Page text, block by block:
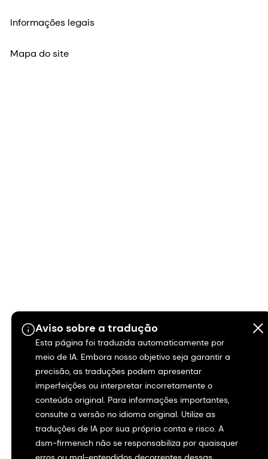
Aviso sobre a tradução
Esta página foi traduzida automaticamente por
meio de IA. Embora nosso objetivo seja garantir a
precisão, as traduções podem apresentar
imperfeições ou interpretar incorretamente o
conteúdo original. Para informações importantes,
consulte a versão no idioma original. Utilize as
traduções de IA por sua própria conta e risco. A
dsm-firmenich não se responsabiliza por quaisquer
Informações legais
Mapa do site